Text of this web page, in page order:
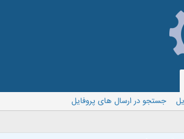
جستجو در ارسال های پروفایل